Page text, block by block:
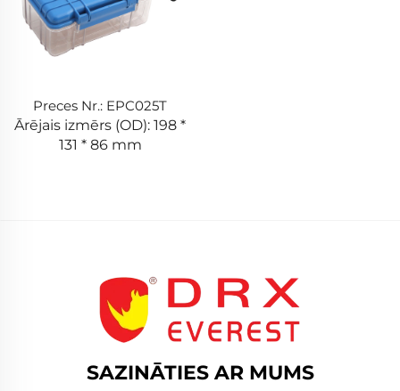
Preces Nr.: EPC025T
Ārējais izmērs (OD): 198 *
131 * 86 mm
SAZINĀTIES AR MUMS